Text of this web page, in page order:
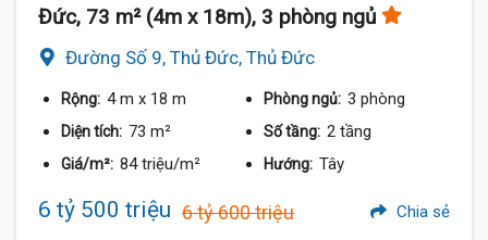
Đức, 73 m² (4m x 18m), 3 phòng ngủ
Đường Số 9, Thủ Đức, Thủ Đức
Rộng: 4 m x 18 m Phòng ngủ: 3 phòng
Diện tích: 73 m² Số tầng: 2 tầng
Giá/m²: 84 triệu/m² Hướng: Tây
6 tỷ 500 triệu 6 tỷ 600 triệu Chia sẻ